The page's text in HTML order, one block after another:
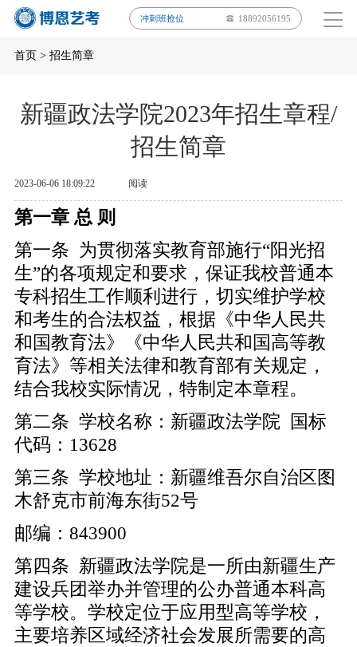
冲刺班抢位 18892056195
首页> 招生简章
新疆政法学院2023年招生章程/
招生简章
2023-06-06 18:09:22 阅读
第一章 总 则
第一条 为贯彻落实教育部施行“阳光招
生”的各项规定和要求，保证我校普通本
专科招生工作顺利进行，切实维护学校
和考生的合法权益，根据《中华人民共
和国教育法》《中华人民共和国高等教
育法》等相关法律和教育部有关规定，
结合我校实际情况，特制定本章程。
第二条 学校名称：新疆政法学院 国标
代码：13628
第三条 学校地址：新疆维吾尔自治区图
木舒克市前海东街52号
邮编：843900
第四条 新疆政法学院是一所由新疆生产
建设兵团举办并管理的公办普通本科高
等学校。学校定位于应用型高等学校，
主要培养区域经济社会发展所需要的高